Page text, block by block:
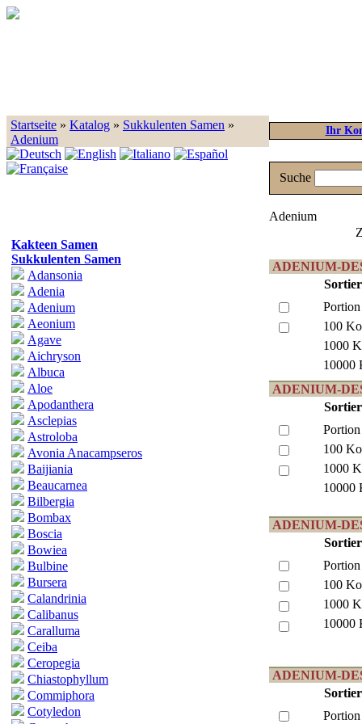
Startseite » Katalog » Sukkulenten Samen »
Adenium
Ihr
Kakteen Samen
Sukkulenten Samen
Adansonia
Adenia
Adenium
Aeonium
Agave
Aichryson
Albuca
Aloe
Apodanthera
Asclepias
Astroloba
Avonia Anacampseros
Baijiania
Beaucarnea
Bilbergia
Bombax
Boscia
Bowiea
Bulbine
Bursera
Calandrinia
Calibanus
Caralluma
Ceiba
Ceropegia
Chiastophyllum
Commiphora
Cotyledon
Suche
Adenium
ADENIUM-
Portion
100
1000
10000
ADENIUM-
Portion
100
1000
10000
ADENIUM-
Portion
100
1000
10000
ADENIUM-
Portion